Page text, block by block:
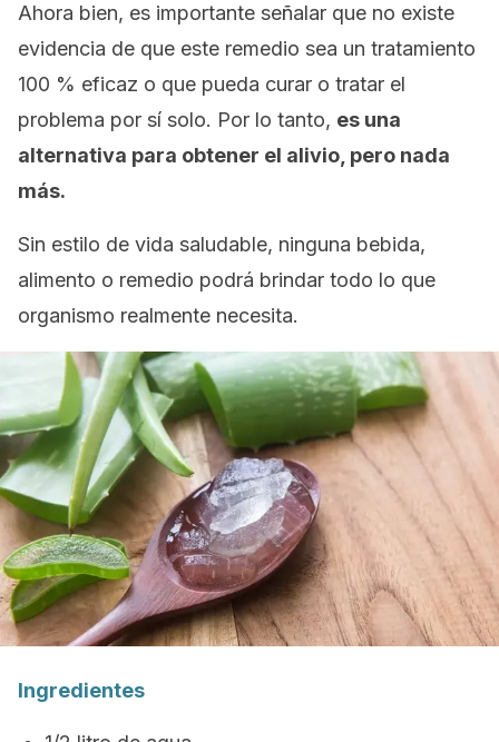
Ahora bien, es importante señalar que no existe
evidencia de que este remedio sea un tratamiento
100 % eficaz o que pueda curar o tratar el
problema por sí solo. Por lo tanto, es una
alternativa para obtener el alivio, pero nada
más.
Sin estilo de vida saludable, ninguna bebida,
alimento o remedio podrá brindar todo lo que
organismo realmente necesita.
Ingredientes